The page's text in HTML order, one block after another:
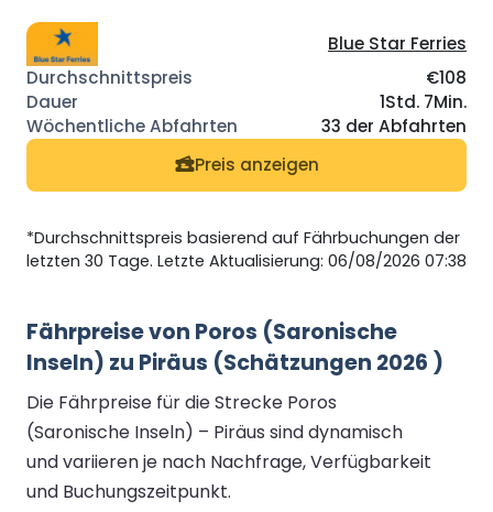
Blue Star Ferries
€108
1Std. 7Min.
33 der Abfahrten
Preis anzeigen
*Durchschnittspreis basierend auf Fährbuchungen der
letzten 30 Tage. Letzte Aktualisierung: 06/08/2026 07:38
Fährpreise von Poros (Saronische
Inseln) zu Piräus (Schätzungen 2026 )
Die Fährpreise für die Strecke Poros
(Saronische Inseln) – Piräus sind dynamisch
und variieren je nach Nachfrage, Verfügbarkeit
und Buchungszeitpunkt.